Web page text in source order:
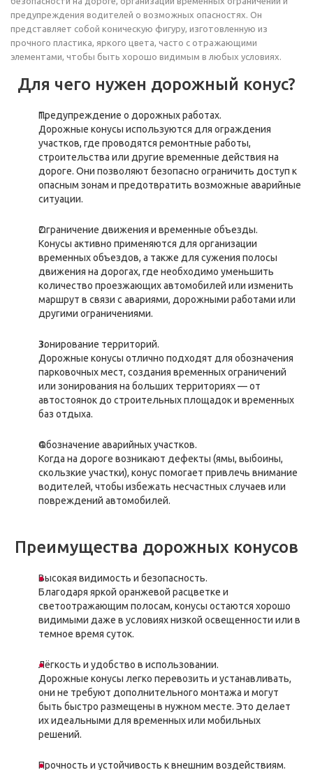
предупреждения водителей о возможных опасностях. Он
представляет собой коническую фигуру, изготовленную из
прочного пластика, яркого цвета, часто с отражающими
элементами, чтобы быть хорошо видимым в любых условиях.
Для чего нужен дорожный конус?
Предупреждение о дорожных работах.
Дорожные конусы используются для ограждения
участков, где проводятся ремонтные работы,
строительства или другие временные действия на
дороге. Они позволяют безопасно ограничить доступ к
опасным зонам и предотвратить возможные аварийные
ситуации.
Ограничение движения и временные объезды.
Конусы активно применяются для организации
временных объездов, а также для сужения полосы
движения на дорогах, где необходимо уменьшить
количество проезжающих автомобилей или изменить
маршрут в связи с авариями, дорожными работами или
другими ограничениями.
Зонирование территорий.
Дорожные конусы отлично подходят для обозначения
парковочных мест, создания временных ограничений
или зонирования на больших территориях — от
автостоянок до строительных площадок и временных
баз отдыха.
Обозначение аварийных участков.
Когда на дороге возникают дефекты (ямы, выбоины,
скользкие участки), конус помогает привлечь внимание
водителей, чтобы избежать несчастных случаев или
повреждений автомобилей.
Преимущества дорожных конусов
Высокая видимость и безопасность.
Благодаря яркой оранжевой расцветке и
светоотражающим полосам, конусы остаются хорошо
видимыми даже в условиях низкой освещенности или в
темное время суток.
Лёгкость и удобство в использовании.
Дорожные конусы легко перевозить и устанавливать,
они не требуют дополнительного монтажа и могут
быть быстро размещены в нужном месте. Это делает
их идеальными для временных или мобильных
решений.
Прочность и устойчивость к внешним воздействиям.